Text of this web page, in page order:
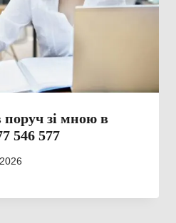
поруч зі мною в
546 577